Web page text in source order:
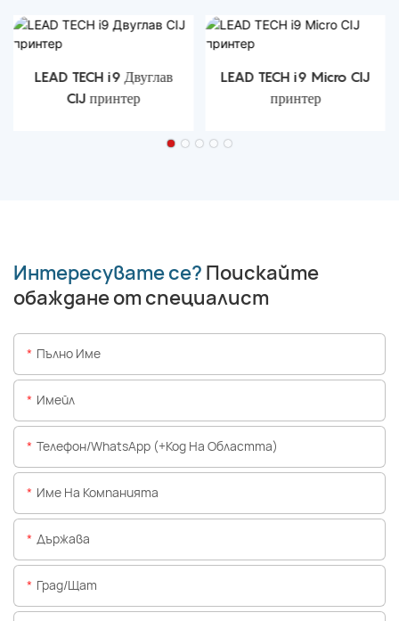
LEAD TECH i9 Двуглав
CIJ принтер
LEAD TECH i9 Micro CIJ
принтер
Интересувате се? Поискайте
обаждане от специалист
Пълно Име
Имейл
Телефон/WhatsApp (+Код На Областта)
Име На Компанията
Държава
Град/щат